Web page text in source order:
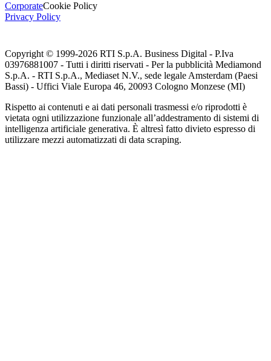
CorporateCookie Policy
Privacy Policy
Copyright © 1999-2026 RTI S.p.A. Business Digital - P.Iva
03976881007 - Tutti i diritti riservati - Per la pubblicità Mediamond
S.p.A. - RTI S.p.A., Mediaset N.V., sede legale Amsterdam (Paesi
Bassi) - Uffici Viale Europa 46, 20093 Cologno Monzese (MI)
Rispetto ai contenuti e ai dati personali trasmessi e/o riprodotti è
vietata ogni utilizzazione funzionale all’addestramento di sistemi di
intelligenza artificiale generativa. È altresì fatto divieto espresso di
utilizzare mezzi automatizzati di data scraping.